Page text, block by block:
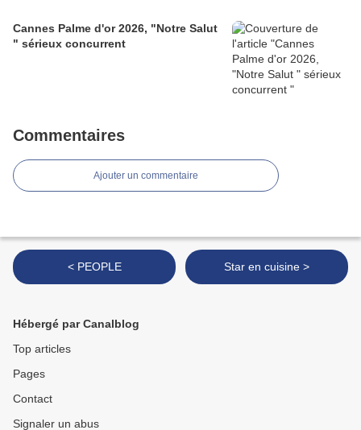
Cannes Palme d'or 2026, "Notre Salut
" sérieux concurrent
Commentaires
Ajouter un commentaire
< PEOPLE Star en cuisine >
Hébergé par Canalblog
Top articles
Pages
Contact
Signaler un abus